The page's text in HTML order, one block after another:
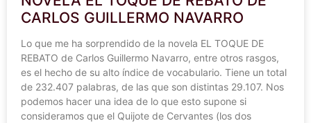
CARLOS GUILLERMO NAVARRO
Lo que me ha sorprendido de la novela EL TOQUE DE
REBATO de Carlos Guillermo Navarro, entre otros rasgos,
es el hecho de su alto índice de vocabulario. Tiene un total
de 232.407 palabras, de las que son distintas 29.107. Nos
podemos hacer una idea de lo que esto supone si
consideramos que el Quijote de Cervantes (los dos